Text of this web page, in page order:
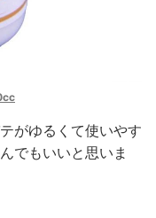
がゆるくて使いやす
でもいいと思いま